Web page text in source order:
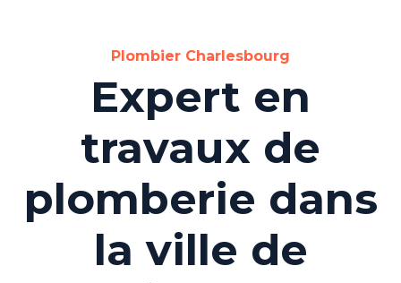
Plombier Charlesbourg
Expert en
travaux de
plomberie dans
la ville de